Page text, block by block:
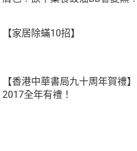
【家居除蟎10招】
【香港中華書局九十周年賀禮】
2017全年有禮！